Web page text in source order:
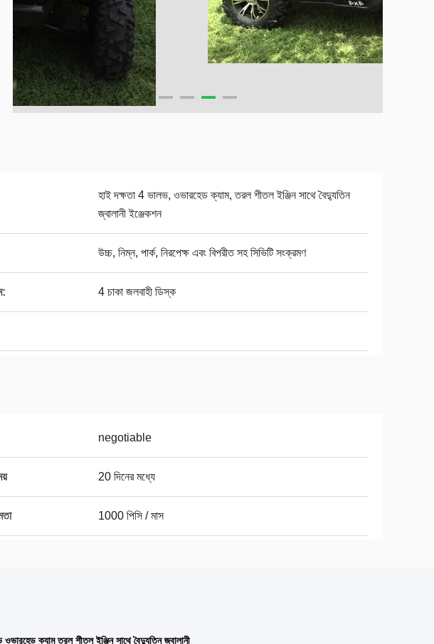
হাই দক্ষতা 4 ভালভ, ওভারহেড ক্যাম, তরল শীতল ইঞ্জিন সাথে বৈদ্যুতিন
জ্বালানী ইঞ্জেকশন
উচ্চ, নিম্ন, পার্ক, নিরপেক্ষ এবং বিপরীত সহ সিভিটি সংক্রমণ
4 চাকা জলবাহী ডিস্ক
negotiable
20 দিনের মধ্যে
1000 পিসি / মাস
ক্যাম তরল শীতল ইঞ্জিন সাথে বৈদ্যুতিন জ্বালানী